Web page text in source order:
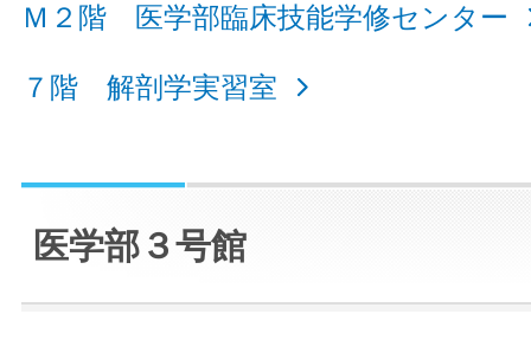
Ｍ２階 医学部臨床技能学修センター
７階 解剖学実習室
医学部３号館